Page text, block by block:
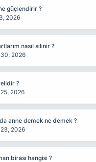
güçlendirir ?
2026
nasıl silinir ?
2026
?
2026
anne demek ne demek ?
2026
birası hangisi ?